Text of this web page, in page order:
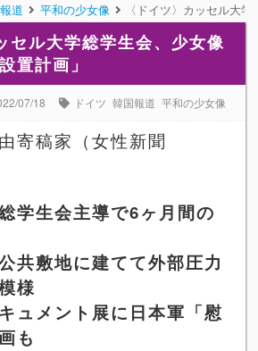
道 平和の少女像 〈ドイツ〉カッセル大
セル大学総学生会、少女像
置計画」
07/18 ドイツ 韓国報道 平和の少女像
寄稿家（女性新聞
学生会主導で6ヶ月間の
共敷地に建てて外部圧力
様
ュメント展に日本軍「慰
も